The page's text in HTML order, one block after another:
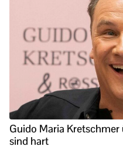
Guido Maria
sind hart